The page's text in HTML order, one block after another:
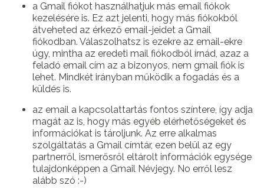
a Gmail fiókot használhatjuk más email fiókok
kezelésére is. Ez azt jelenti, hogy más fiókokból
átveheted az érkező email-jeidet a Gmail
fiókodban. Válaszolhatsz is ezekre az email-ekre
úgy, mintha az eredeti mail fiókodból írnád, azaz a
feladó email cím az a bizonyos, nem gmail fiók is
lehet. Mindkét irányban működik a fogadás és a
küldés is.
az email a kapcsolattartás fontos színtere, így adja
magát az is, hogy más egyéb elérhetőségeket és
információkat is tároljunk. Az erre alkalmas
szolgáltatás a Gmail címtár, ezen belül az egy
partnerről, ismerősről eltárolt információk egysége
tulajdonképpen a Gmail Névjegy. No erről lesz
alább szó :-)